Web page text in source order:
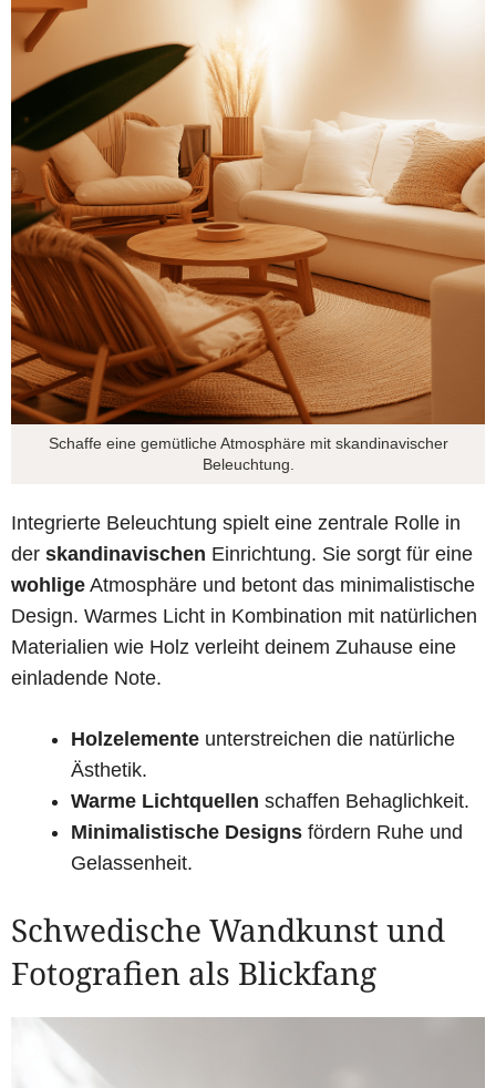
Schaffe eine gemütliche Atmosphäre mit skandinavischer
Beleuchtung.
Integrierte Beleuchtung spielt eine zentrale Rolle in
der skandinavischen Einrichtung. Sie sorgt für eine
wohlige Atmosphäre und betont das minimalistische
Design. Warmes Licht in Kombination mit natürlichen
Materialien wie Holz verleiht deinem Zuhause eine
einladende Note.
Holzelemente unterstreichen die natürliche
Ästhetik.
Warme Lichtquellen schaffen Behaglichkeit.
Minimalistische Designs fördern Ruhe und
Gelassenheit.
Schwedische Wandkunst und
Fotografien als Blickfang